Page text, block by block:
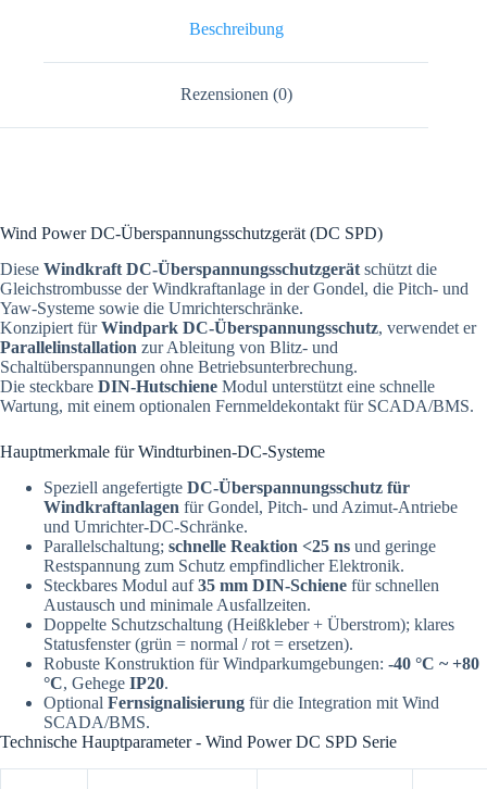
Beschreibung
Rezensionen (0)
Wind Power DC-Überspannungsschutzgerät (DC SPD)
Diese Windkraft DC-Überspannungsschutzgerät schützt die
Gleichstrombusse der Windkraftanlage in der Gondel, die Pitch- und
Yaw-Systeme sowie die Umrichterschränke.
Konzipiert fürWindpark DC-Überspannungsschutz, verwendet er
Parallelinstallation zur Ableitung von Blitz- und
Schaltüberspannungen ohne Betriebsunterbrechung.
Die steckbare DIN-Hutschiene Modul unterstützt eine schnelle
Wartung, mit einem optionalen Fernmeldekontakt für SCADA/BMS.
Hauptmerkmale für Windturbinen-DC-Systeme
Speziell angefertigte DC-Überspannungsschutz für
Windkraftanlagen für Gondel, Pitch- und Azimut-Antriebe
und Umrichter-DC-Schränke.
Parallelschaltung; schnelle Reaktion <25 ns und geringe
Restspannung zum Schutz empfindlicher Elektronik.
Steckbares Modul auf35 mm DIN-Schiene für schnellen
Austausch und minimale Ausfallzeiten.
Doppelte Schutzschaltung (Heißkleber + Überstrom); klares
Statusfenster (grün = normal / rot = ersetzen).
Robuste Konstruktion für Windparkumgebungen: -40 °C ~ +80
°C, Gehege IP20.
Optional Fernsignalisierung für die Integration mit Wind
SCADA/BMS.
Technische Hauptparameter - Wind Power DC SPD Serie